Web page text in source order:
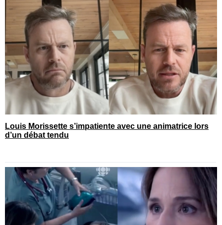
Louis Morissette s’impatiente avec une animatrice lors
d’un débat tendu